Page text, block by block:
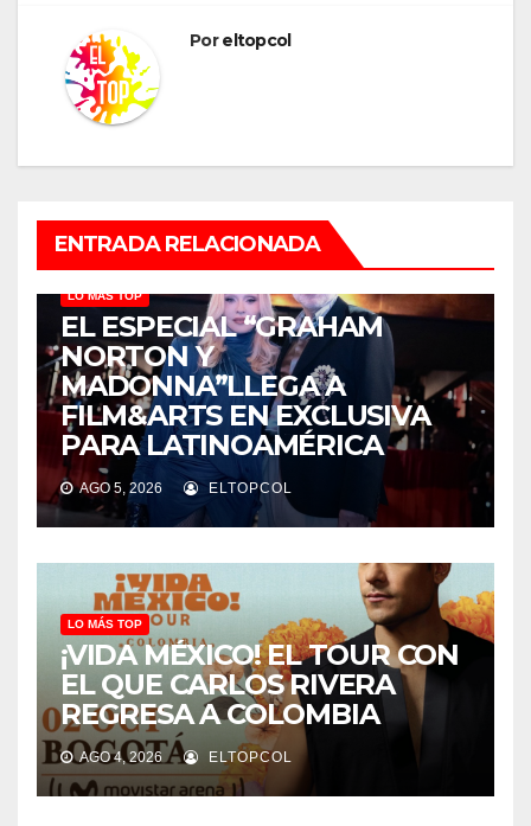
Poreltopcol
ENTRADA RELACIONADA
LO MÁS TOP
EL ESPECIAL “GRAHAM
NORTON Y
MADONNA”LLEGA A
FILM&ARTS EN EXCLUSIVA
PARA LATINOAMÉRICA
AGO 5, 2026 ELTOPCOL
LO MÁS TOP
¡VIDA MÉXICO! EL TOUR CON
EL QUE CARLOS RIVERA
REGRESA A COLOMBIA
AGO 4, 2026 ELTOPCOL